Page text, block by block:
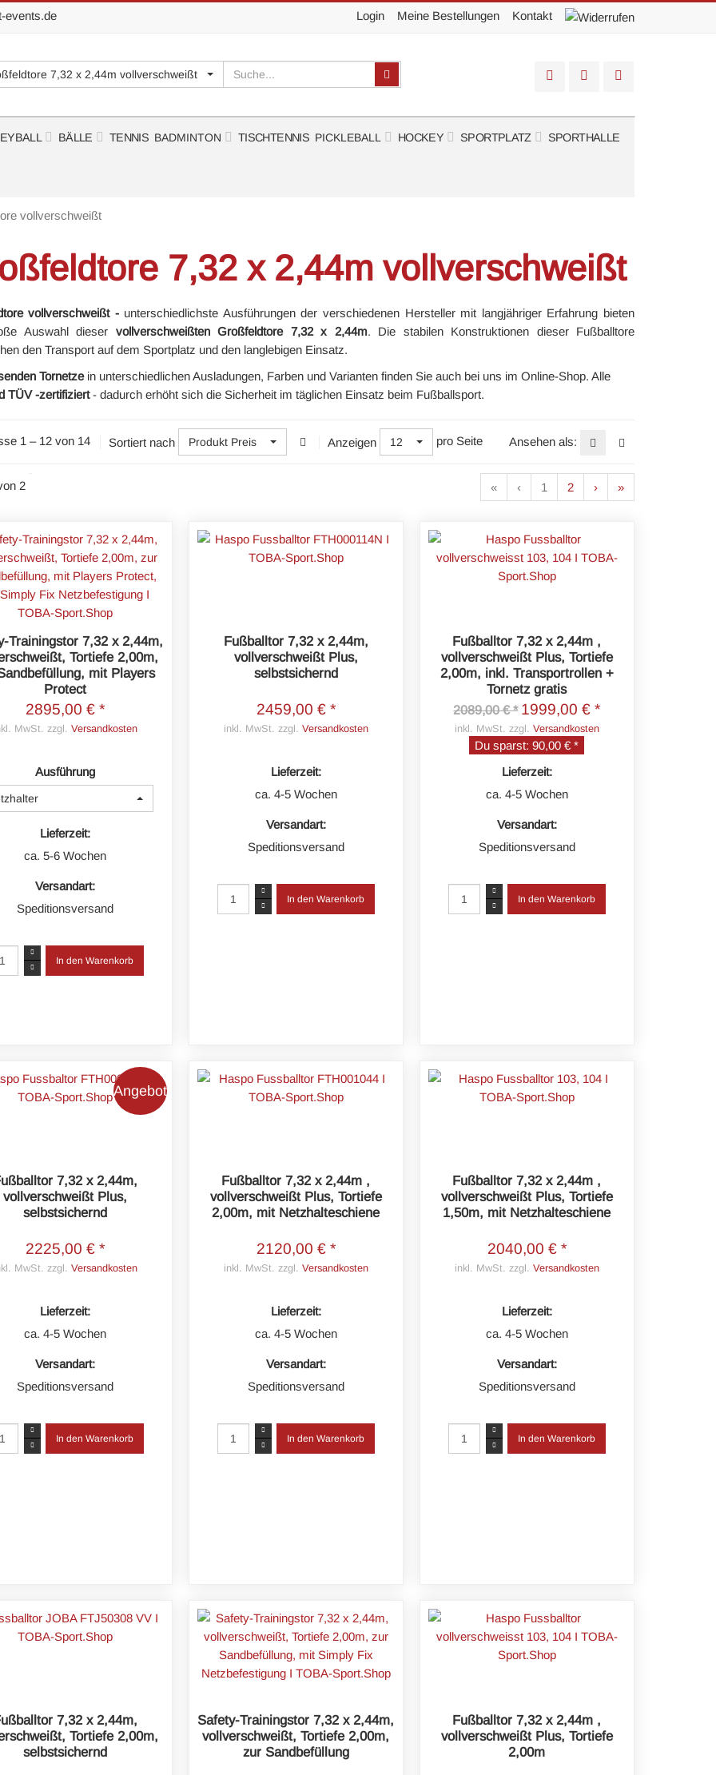
events.de Login Meine Bestellungen Kontakt
7,32 x 2,44m vollverschweißt Suchen
Suchen
BÄLLE TENNIS BADMINTON TISCHTENNIS PICKLEBALL HOCKEY SPORTPLATZ SPORTHALLE
vollverschweißt
7,32 x 2,44m vollverschweißt
vollverschweißt -unterschiedlichste Ausführungen der verschiedenen Hersteller mit langjähriger Erfahrung bieten
Auswahl dieser vollverschweißten Großfeldtore 7,32 x 2,44m. Die stabilen Konstruktionen dieser Fußballtore
den Transport auf dem Sportplatz und den langlebigen Einsatz.
Tornetzein unterschiedlichen Ausladungen, Farben und Varianten finden Sie auch bei uns im Online-Shop. Alle
TÜV -zertifiziert- dadurch erhöht sich die Sicherheit im täglichen Einsatz beim Fußballsport.
1 – 12 von 14 Sortiert nach Produkt Preis Anzeigen 12 pro Seite Ansehen als:
2 « ‹ 1 2 › »
Trainingstor 7,32 x 2,44m,
Tortiefe 2,00m,
mit Players
Protect
2895,00 € *
MwSt. zzgl. Versandkosten
Ausführung
Lieferzeit:
ca. 5-6 Wochen
Versandart:
Speditionsversand
Fußballtor 7,32 x 2,44m,
vollverschweißt Plus,
selbstsichernd
2459,00 € *
inkl. MwSt. zzgl. Versandkosten
Lieferzeit:
ca. 4-5 Wochen
Versandart:
Speditionsversand
Fußballtor 7,32 x 2,44m ,
vollverschweißt Plus, Tortiefe
2,00m, inkl. Transportrollen +
Tornetz gratis
2089,00 € * 1999,00 € *
inkl. MwSt. zzgl. Versandkosten
Du sparst:90,00 € *
Lieferzeit:
ca. 4-5 Wochen
Versandart:
Speditionsversand
Angebot
7,32 x 2,44m,
vollverschweißt Plus,
selbstsichernd
2225,00 € *
MwSt. zzgl. Versandkosten
Lieferzeit:
ca. 4-5 Wochen
Versandart:
Speditionsversand
Fußballtor 7,32 x 2,44m ,
vollverschweißt Plus, Tortiefe
2,00m, mit Netzhalteschiene
2120,00 € *
inkl. MwSt. zzgl. Versandkosten
Lieferzeit:
ca. 4-5 Wochen
Versandart:
Speditionsversand
Fußballtor 7,32 x 2,44m ,
vollverschweißt Plus, Tortiefe
1,50m, mit Netzhalteschiene
2040,00 € *
inkl. MwSt. zzgl. Versandkosten
Lieferzeit:
ca. 4-5 Wochen
Versandart:
Speditionsversand
7,32 x 2,44m,
Tortiefe 2,00m,
selbstsichernd
Safety-Trainingstor 7,32 x 2,44m,
vollverschweißt, Tortiefe 2,00m,
zur Sandbefüllung
Fußballtor 7,32 x 2,44m ,
vollverschweißt Plus, Tortiefe
2,00m